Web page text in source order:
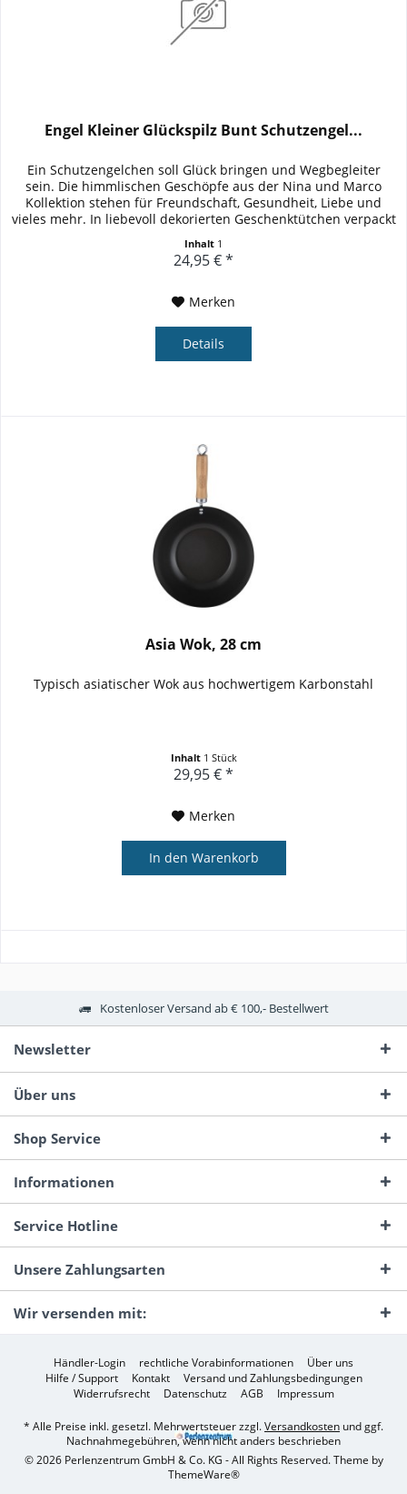
Engel Kleiner Glückspilz Bunt Schutzengel...
Ein Schutzengelchen soll Glück bringen und Wegbegleiter
sein. Die himmlischen Geschöpfe aus der Nina und Marco
Kollektion stehen für Freundschaft, Gesundheit, Liebe und
vieles mehr. In liebevoll dekorierten Geschenktütchen verpackt
Inhalt 1
24,95 € *
Merken
Details
Asia Wok, 28 cm
Typisch asiatischer Wok aus hochwertigem Karbonstahl
Inhalt 1 Stück
29,95 € *
Merken
In den Warenkorb
Kostenloser Versand ab € 100,- Bestellwert
Newsletter
Über uns
Shop Service
Informationen
Service Hotline
Unsere Zahlungsarten
Wir versenden mit:
Händler-Login rechtliche Vorabinformationen
Über uns
Hilfe / Support
Kontakt
Versand und Zahlungsbedingungen
Widerrufsrecht
Datenschutz AGB Impressum
* Alle Preise inkl. gesetzl. Mehrwertsteuer zzgl.Versandkosten und ggf.
Nachnahmegebühren, wenn nicht anders beschrieben
© 2026 Perlenzentrum GmbH & Co. KG - All Rights Reserved. Theme by
ThemeWare®